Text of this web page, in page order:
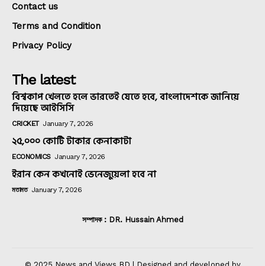
Contact us
Terms and Condition
Privacy Policy
The latest
বিশ্বকাপ খেলতে হলে ভারতেই যেতে হবে, বাংলাদেশকে জানিয়ে
দিয়েছে আইসিসি
CRICKET January 7, 2026
২৫,০০০ কোটি টাকার কেনাকাটা
ECONOMICS January 7, 2026
ইরান কেন কখনোই ভেনেজুয়েলা হবে না
মতামত January 7, 2026
সম্পাদক : DR. Hussain Ahmed